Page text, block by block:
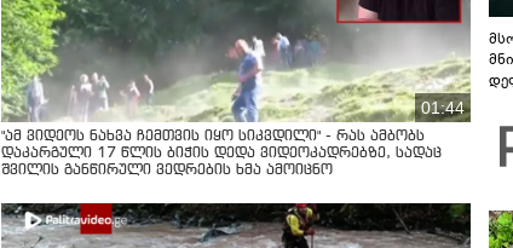
01:44
"ამ ვიდეოს ნახვა ჩემთვის იყო სიკვდილი" - რას ამბობს
დაკარგული 17 წლის ბიჭის დედა ვიდეოკადრებზე, სადაც
შვილის განწირული ვედრების ხმა ამოიცნო